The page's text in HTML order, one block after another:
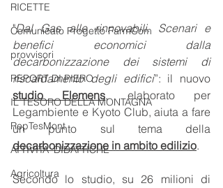
RICETTE
Comunicato Progetto FarmCom
provvisori
REPORT DI PIERO
IL TESORO DELLA MONTAGNA
RepTesMont
ATTIVITA' DIDATTICHE
Agricoltura
"Dal Gas alle rinnovabili. Scenari e
benefici economici dalla
decarbonizzazione dei sistemi di
riscaldamento degli edifici
studio Elemens, elaborato per
Legambiente e Kyoto Club, aiuta a fare
decarbonizzazione in ambito edilizio.
Secondo lo studio, su 26 milioni di